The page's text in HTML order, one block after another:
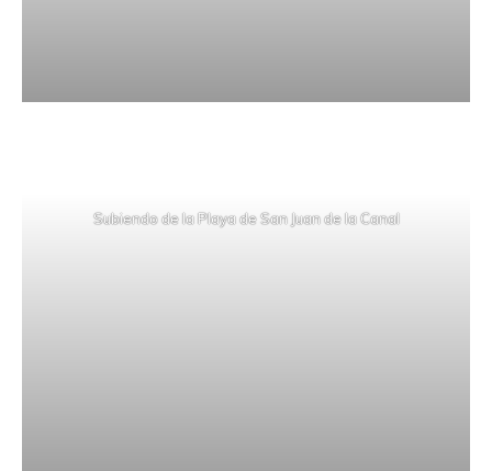
Subiendo de la Playa de San Juan de la Canal